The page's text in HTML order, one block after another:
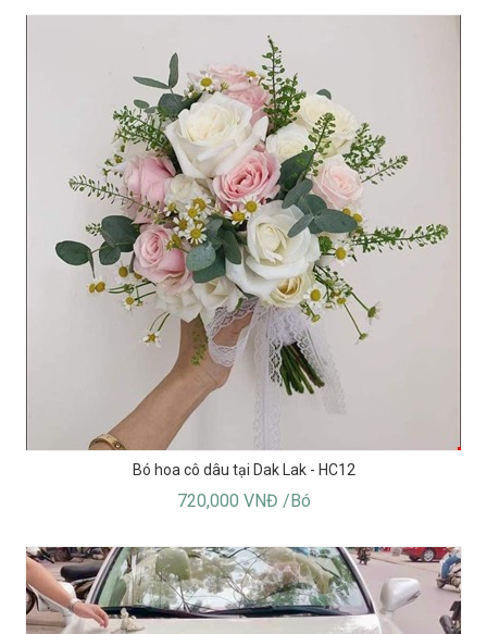
Bó hoa cô dâu tại Dak Lak - HC12
720,000 VNĐ /Bó